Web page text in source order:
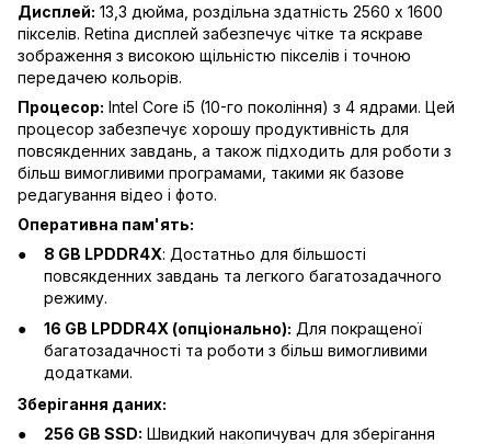
Дисплей: 13,3 дюйма, роздільна здатність 2560 x 1600
пікселів. Retina дисплей забезпечує чітке та яскраве
зображення з високою щільністю пікселів і точною
передачею кольорів.
Процесор: Intel Core i5 (10-го покоління) з 4 ядрами. Цей
процесор забезпечує хорошу продуктивність для
повсякденних завдань, а також підходить для роботи з
більш вимогливими програмами, такими як базове
редагування відео і фото.
Оперативна пам'ять:
8 GB LPDDR4X: Достатньо для більшості
повсякденних завдань та легкого багатозадачного
режиму.
16 GB LPDDR4X (опціонально): Для покращеної
багатозадачності та роботи з більш вимогливими
додатками.
Зберігання даних:
256 GB SSD: Швидкий накопичувач для зберігання